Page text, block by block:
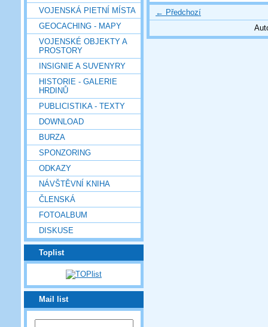
VOJENSKÁ PIETNÍ MÍSTA
GEOCACHING - MAPY
VOJENSKÉ OBJEKTY A
PROSTORY
INSIGNIE A SUVENYRY
HISTORIE - GALERIE
HRDINŮ
PUBLICISTIKA - TEXTY
DOWNLOAD
BURZA
SPONZORING
ODKAZY
NÁVŠTĚVNÍ KNIHA
ČLENSKÁ
FOTOALBUM
DISKUSE
Toplist
Mail list
← Předchozí